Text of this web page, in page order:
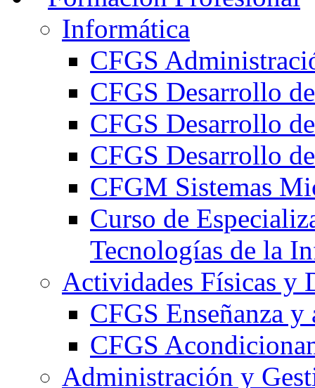
Informática
CFGS
CFGS Desarrollo
CFGS Desarrollo
CFGS Desarrollo
CFGM Sistemas
Curso de
Tecnologías de la
Actividades Físicas y
CFGS Enseñanza
CFGS
Administración y